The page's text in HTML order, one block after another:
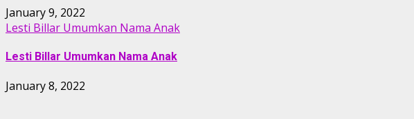
January 9, 2022
Lesti Billar Umumkan Nama Anak
Lesti Billar Umumkan Nama Anak
January 8, 2022